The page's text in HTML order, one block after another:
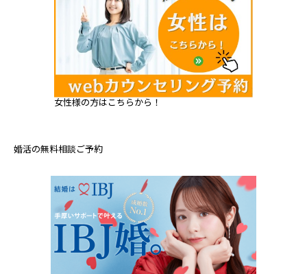
女性様の方はこちらから！
婚活の無料相談ご予約